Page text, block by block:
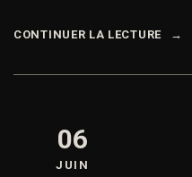
CONTINUER LA LECTURE
06
JUIN